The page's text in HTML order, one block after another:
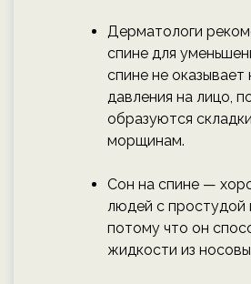
Дерматологи
спине для
спине не оказывает
давления на лицо,
образуются
морщинам.
Сон на спине —
людей с простудой
потому что он
жидкости из